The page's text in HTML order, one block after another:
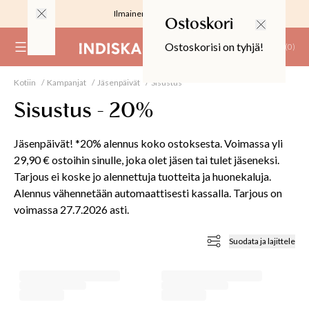
Ilmainen toimitus 59 €
(0)
Ostoskori
Ostoskorisi on tyhjä!
Kotiin Kampanjat Jäsenpäivät Sisustus
Sisustus - 20%
Jäsenpäivät! *20% alennus koko ostoksesta. Voimassa yli
29,90 € ostoihin sinulle, joka olet jäsen tai tulet jäseneksi.
Tarjous ei koske jo alennettuja tuotteita ja huonekaluja.
Alennus vähennetään automaattisesti kassalla. Tarjous on
voimassa 27.7.2026 asti.
Suodata ja lajittele